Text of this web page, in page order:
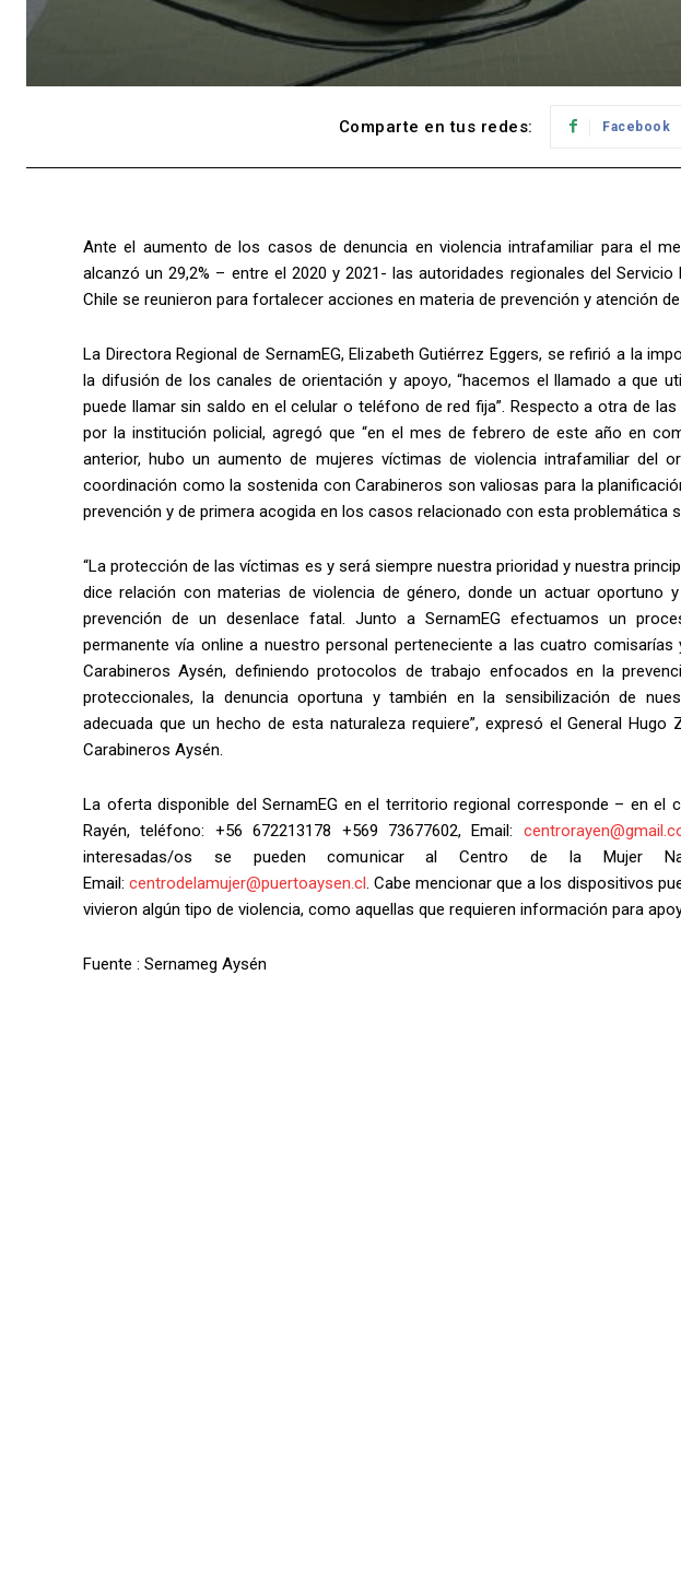
Comparte en tus redes: Facebook
Ante el aumento de los casos de denuncia en violencia intrafamiliar para el
alcanzó un 29,2% – entre el 2020 y 2021- las autoridades regionales del
Chile se reunieron para fortalecer acciones en materia de prevención y atención
La Directora Regional de SernamEG, Elizabeth Gutiérrez Eggers, se refirió a la
la difusión de los canales de orientación y apoyo, “hacemos el llamado a que
puede llamar sin saldo en el celular o teléfono de red fija”. Respecto a otra de
por la institución policial, agregó que “en el mes de febrero de este año en
anterior, hubo un aumento de mujeres víctimas de violencia intrafamiliar del
coordinación como la sostenida con Carabineros son valiosas para la
prevención y de primera acogida en los casos relacionado con esta problemática
“La protección de las víctimas es y será siempre nuestra prioridad y nuestra
dice relación con materias de violencia de género, donde un actuar oportuno
prevención de un desenlace fatal. Junto a SernamEG efectuamos un
permanente vía online a nuestro personal perteneciente a las cuatro comisarías
Carabineros Aysén, definiendo protocolos de trabajo enfocados en la
proteccionales, la denuncia oportuna y también en la sensibilización de
adecuada que un hecho de esta naturaleza requiere”, expresó el General
Carabineros Aysén.
La oferta disponible del SernamEG en el territorio regional corresponde – en el
Rayén, teléfono: +56 672213178 +569 73677602, Email:
interesadas/os se pueden comunicar al Centro de la Mujer Naa
Email:centrodelamujer@puertoaysen.cl. Cabe mencionar que a los dispositivos
vivieron algún tipo de violencia, como aquellas que requieren información para
Fuente : Sernameg Aysén